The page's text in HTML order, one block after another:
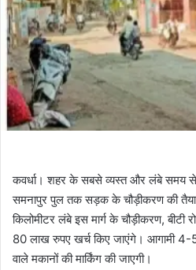
कवर्धा। शहर के सबसे व्यस्त और लंबे समय
समनापुर पुल तक सड़क के चौड़ीकरण की
किलोमीटर लंबे इस मार्ग के चौड़ीकरण, बीटी
80 लाख रुपए खर्च किए जाएंगे। आगामी
वाले मकानों की मार्किंग की जाएगी।